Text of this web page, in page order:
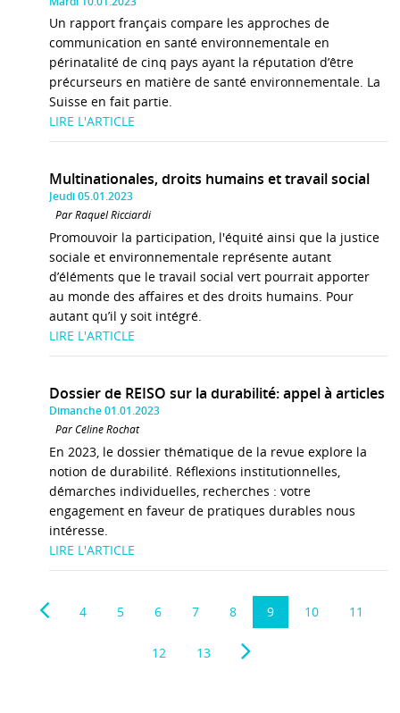
Un rapport français compare les approches de
communication en santé environnementale en
périnatalité de cinq pays ayant la réputation d’être
précurseurs en matière de santé environnementale. La
Suisse en fait partie.
LIRE L'ARTICLE
Multinationales, droits humains et travail social
Jeudi 05.01.2023
Par Raquel Ricciardi
Promouvoir la participation, l'équité ainsi que la justice
sociale et environnementale représente autant
d’éléments que le travail social vert pourrait apporter
au monde des affaires et des droits humains. Pour
autant qu’il y soit intégré.
LIRE L'ARTICLE
Dossier de REISO sur la durabilité: appel à articles
Dimanche 01.01.2023
Par Céline Rochat
En 2023, le dossier thématique de la revue explore la
notion de durabilité. Réflexions institutionnelles,
démarches individuelles, recherches : votre
engagement en faveur de pratiques durables nous
intéresse.
LIRE L'ARTICLE
4 5 6 7 8 9 10 11
12 13